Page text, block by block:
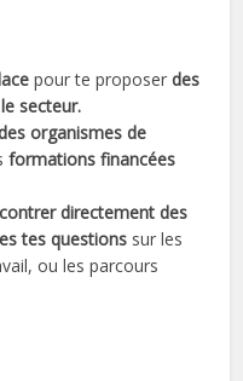
pour te proposerdes
secteur.
organismes de
formations financées
directement des
tes questions sur les
ou les parcours